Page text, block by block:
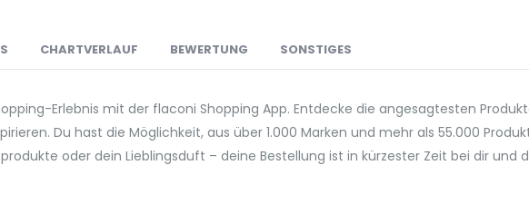
CHARTVERLAUF BEWERTUNG SONSTIGES
Erlebnis mit der flaconi Shopping App. Entdecke die angesagtesten
Du hast die Möglichkeit, aus über 1.000 Marken und mehr als 55.000
oder dein Lieblingsduft – deine Bestellung ist in kürzester Zeit bei dir und